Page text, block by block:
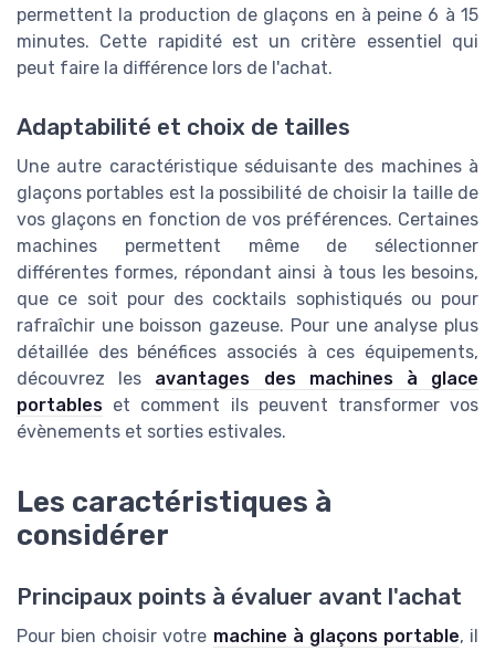
permettent la production de glaçons en à peine 6 à 15
minutes. Cette rapidité est un critère essentiel qui
peut faire la différence lors de l'achat.
Adaptabilité et choix de tailles
Une autre caractéristique séduisante des machines à
glaçons portables est la possibilité de choisir la taille de
vos glaçons en fonction de vos préférences. Certaines
machines permettent même de sélectionner
différentes formes, répondant ainsi à tous les besoins,
que ce soit pour des cocktails sophistiqués ou pour
rafraîchir une boisson gazeuse. Pour une analyse plus
détaillée des bénéfices associés à ces équipements,
découvrez les avantages des machines à glace
portables et comment ils peuvent transformer vos
évènements et sorties estivales.
Les caractéristiques à
considérer
Principaux points à évaluer avant l'achat
Pour bien choisir votre machine à glaçons portable, il